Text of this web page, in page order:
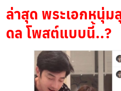
ล่าสุด พระเอกหนุ่ม
ดล โพสต์แบบนี้..?